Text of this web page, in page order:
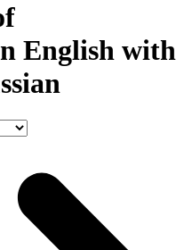
English with